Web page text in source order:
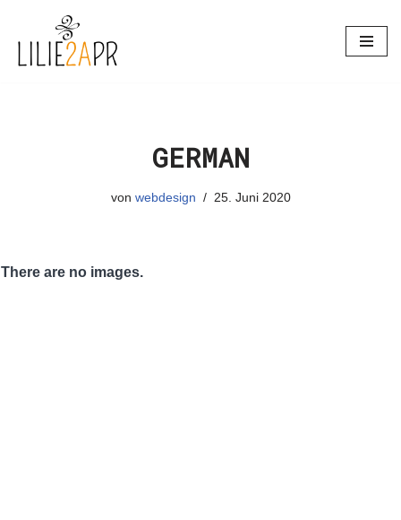
Zum
Inhalt
GERMAN
von webdesign 25. Juni 2020
There are no images.